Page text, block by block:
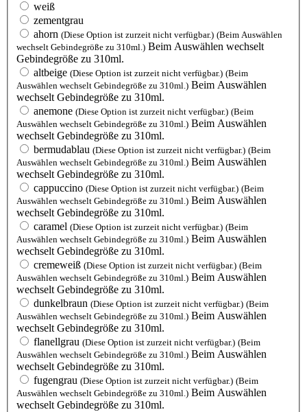
weiß
zementgrau
ahorn (Diese Option ist zurzeit nicht verfügbar.) (Beim Auswählen
wechselt Gebindegröße zu 310ml.) Beim Auswählen wechselt
Gebindegröße zu 310ml.
altbeige (Diese Option ist zurzeit nicht verfügbar.) (Beim
Auswählen wechselt Gebindegröße zu 310ml.) Beim Auswählen
wechselt Gebindegröße zu 310ml.
anemone (Diese Option ist zurzeit nicht verfügbar.) (Beim
Auswählen wechselt Gebindegröße zu 310ml.) Beim Auswählen
wechselt Gebindegröße zu 310ml.
bermudablau (Diese Option ist zurzeit nicht verfügbar.) (Beim
Auswählen wechselt Gebindegröße zu 310ml.) Beim Auswählen
wechselt Gebindegröße zu 310ml.
cappuccino (Diese Option ist zurzeit nicht verfügbar.) (Beim
Auswählen wechselt Gebindegröße zu 310ml.) Beim Auswählen
wechselt Gebindegröße zu 310ml.
caramel (Diese Option ist zurzeit nicht verfügbar.) (Beim
Auswählen wechselt Gebindegröße zu 310ml.) Beim Auswählen
wechselt Gebindegröße zu 310ml.
cremeweiß (Diese Option ist zurzeit nicht verfügbar.) (Beim
Auswählen wechselt Gebindegröße zu 310ml.) Beim Auswählen
wechselt Gebindegröße zu 310ml.
dunkelbraun (Diese Option ist zurzeit nicht verfügbar.) (Beim
Auswählen wechselt Gebindegröße zu 310ml.) Beim Auswählen
wechselt Gebindegröße zu 310ml.
flanellgrau (Diese Option ist zurzeit nicht verfügbar.) (Beim
Auswählen wechselt Gebindegröße zu 310ml.) Beim Auswählen
wechselt Gebindegröße zu 310ml.
fugengrau (Diese Option ist zurzeit nicht verfügbar.) (Beim
Auswählen wechselt Gebindegröße zu 310ml.) Beim Auswählen
wechselt Gebindegröße zu 310ml.